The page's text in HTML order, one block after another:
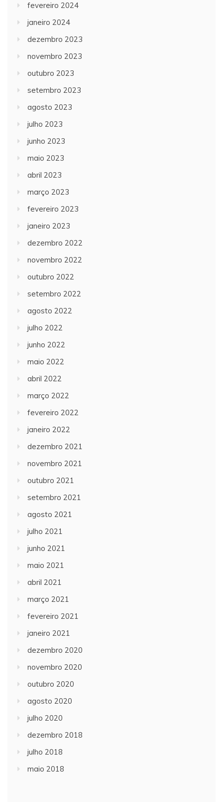
fevereiro 2024
janeiro 2024
dezembro 2023
novembro 2023
outubro 2023
setembro 2023
agosto 2023
julho 2023
junho 2023
maio 2023
abril 2023
março 2023
fevereiro 2023
janeiro 2023
dezembro 2022
novembro 2022
outubro 2022
setembro 2022
agosto 2022
julho 2022
junho 2022
maio 2022
abril 2022
março 2022
fevereiro 2022
janeiro 2022
dezembro 2021
novembro 2021
outubro 2021
setembro 2021
agosto 2021
julho 2021
junho 2021
maio 2021
abril 2021
março 2021
fevereiro 2021
janeiro 2021
dezembro 2020
novembro 2020
outubro 2020
agosto 2020
julho 2020
dezembro 2018
julho 2018
maio 2018